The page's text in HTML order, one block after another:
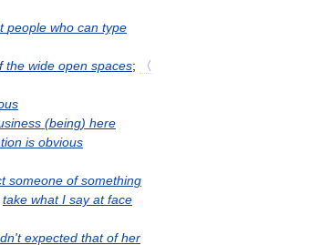
people who can type
the wide open spaces;
〈
(being) here
is obvious
someone of something
take what I say at face
't expected that of her